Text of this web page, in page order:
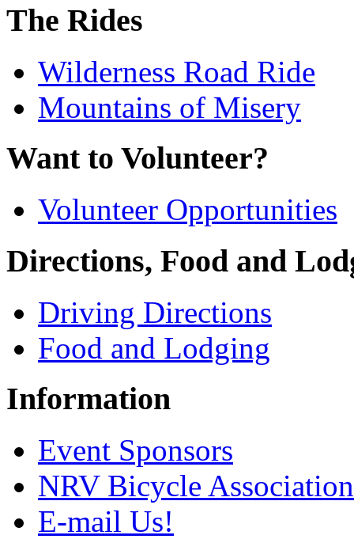
The Rides
Wilderness Road Ride
Mountains of Misery
Want to Volunteer?
Volunteer Opportunities
Directions, Food and
Driving Directions
Food and Lodging
Information
Event Sponsors
NRV Bicycle Association
E-mail Us!